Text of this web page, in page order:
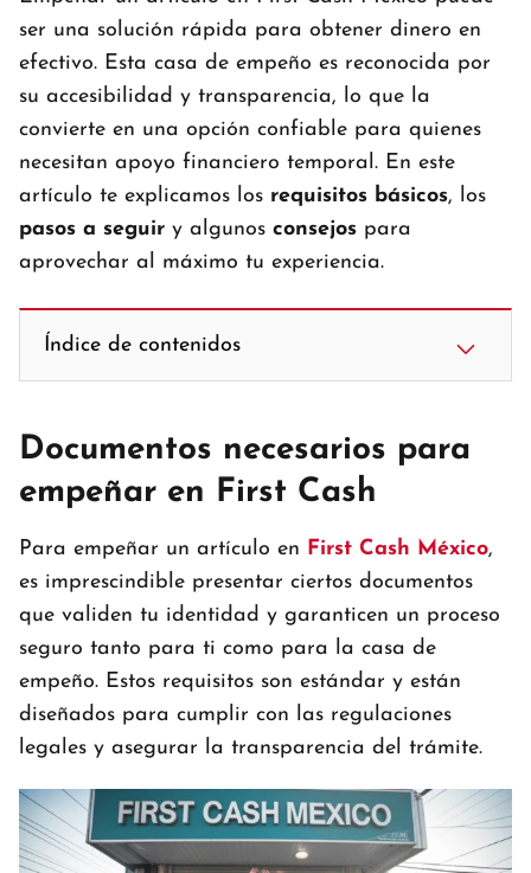
ser una solución rápida para obtener dinero en
efectivo. Esta casa de empeño es reconocida por
su accesibilidad y transparencia, lo que la
convierte en una opción confiable para quienes
necesitan apoyo financiero temporal. En este
artículo te explicamos los requisitos básicos, los
pasos a seguir y algunos consejos para
aprovechar al máximo tu experiencia.
Índice de contenidos
Documentos necesarios para
empeñar en First Cash
Para empeñar un artículo en First Cash México,
es imprescindible presentar ciertos documentos
que validen tu identidad y garanticen un proceso
seguro tanto para ti como para la casa de
empeño. Estos requisitos son estándar y están
diseñados para cumplir con las regulaciones
legales y asegurar la transparencia del trámite.